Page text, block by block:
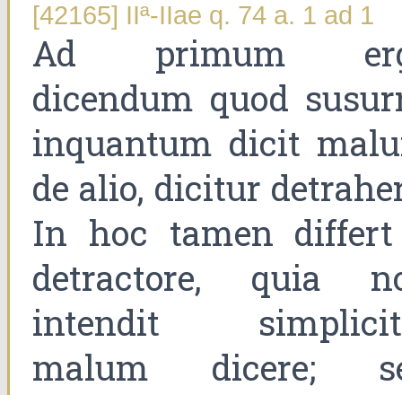
[42165] IIª-IIae q. 74 a. 1 ad 1
Ad primum
dicendum quod
inquantum dicit
de alio, dicitur
In hoc tamen
detractore, quia
intendit
malum dicere;